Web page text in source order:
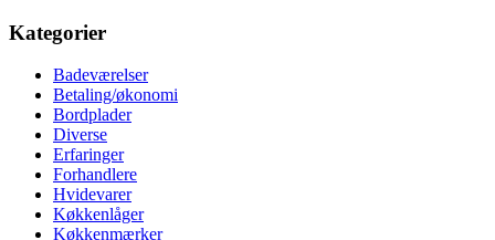
Kategorier
Badeværelser
Betaling/økonomi
Bordplader
Diverse
Erfaringer
Forhandlere
Hvidevarer
Køkkenlåger
Køkkenmærker